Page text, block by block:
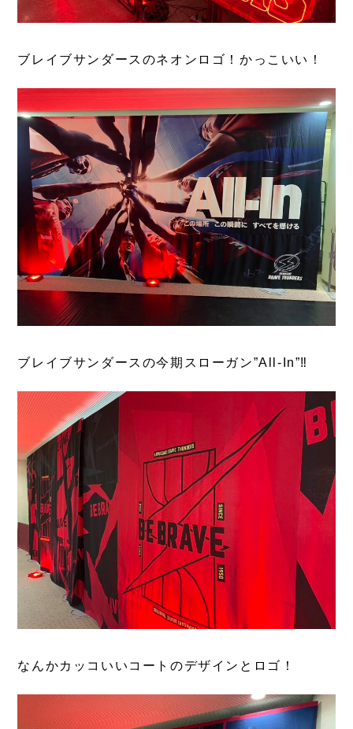
ブレイブサンダースのネオンロゴ！かっこいい！
ブレイブサンダースの今期スローガン”All-In”‼️
なんかカッコいいコートのデザインとロゴ！